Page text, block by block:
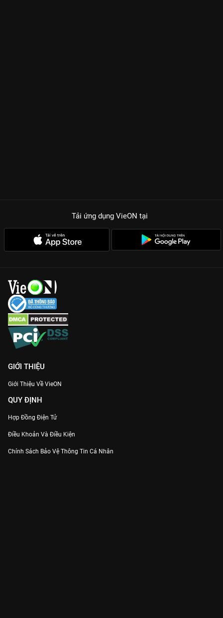
Tải ứng dụng VieON tại
GIỚI THIỆU
Giới Thiệu Về VieON
QUY ĐỊNH
Hợp Đồng Điện Tử
Điều Khoản Và Điều Kiện
Chính Sách Bảo Vệ Thông Tin Cá Nhân